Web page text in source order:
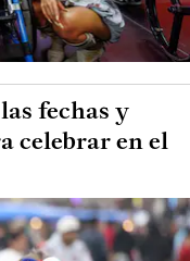
fechas y
celebrar en el